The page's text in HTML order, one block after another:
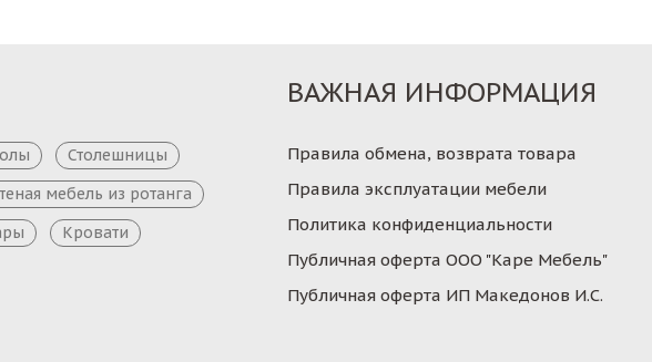
Столешницы
мебель из ротанга
Кровати
ВАЖНАЯ ИНФОРМАЦИЯ
Правила обмена, возврата товара
Правила эксплуатации мебели
Политика конфиденциальности
Публичная оферта ООО "Каре Мебель"
Публичная оферта ИП Македонов И.С.